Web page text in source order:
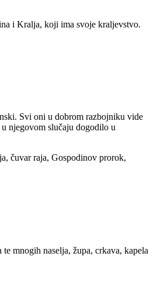
i Kralja, koji ima svoje kraljevstvo.
Svi oni u dobrom razbojniku vide
njegovom slučaju dogodilo u
čuvar raja, Gospodinov prorok,
mnogih naselja, župa, crkava, kapela